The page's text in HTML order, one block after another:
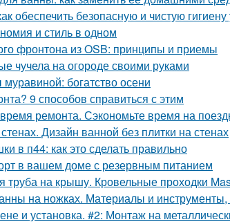
обеспечить безопасную и чистую
и стиль в одном
фронтона из OSB: принципы и приемы
чучела на огороде своими руками
богатство осени
9 способов справиться с этим
ремонта. Сэкономьте время на
Дизайн ванной без плитки на стенах
в п44: как это сделать правильно
в вашем доме с резервным питанием
труба на крышу. Кровельные проходки
на ножках. Материалы и
и установка. #2: Монтаж на